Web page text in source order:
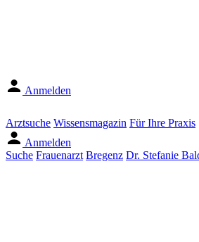
Anmelden
Arztsuche Wissensmagazin Für Ihre Praxis
Anmelden
Suche Frauenarzt Bregenz Dr. Stefanie